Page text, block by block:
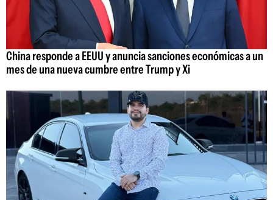
China responde a EEUU y anuncia sanciones económicas a un
mes de una nueva cumbre entre Trump y Xi